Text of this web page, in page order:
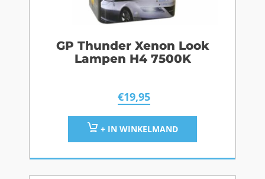
GP Thunder Xenon Look
Lampen H4 7500K
€19,95
+ IN WINKELMAND